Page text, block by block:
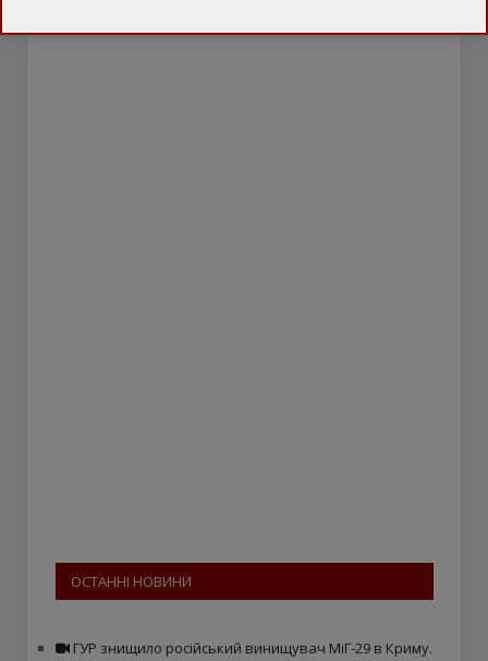
ОСТАННІ НОВИНИ
ГУР знищило російський винищувач МіГ-29 в Криму.